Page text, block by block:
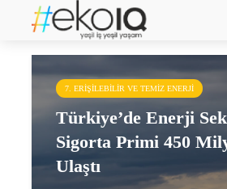
enerji sektörü sigorta
7. ERIŞILEBILIR VE TEMIZ ENERJI
Türkiye’de Enerji
Sigorta Primi 450
Ulaştı